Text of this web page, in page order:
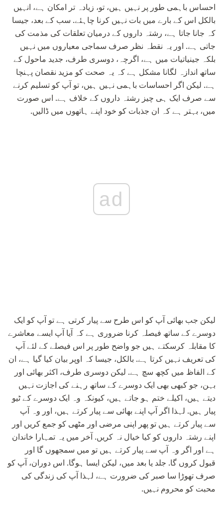
احساس باہمی طور پر نہیں ہیں، تو، زیادہ تر امکان ہے، انہیں
بالکل اس کے بارے میں بات نہیں کرنا چاہئے. سب کے بعد، جیسا
کہ جانا جاتا ہے، رشتہ داروں کے درمیان تعلقات کی مذمت کی
جاتی ہے. اور یہ نقطہ نظر صرف سماجی معیاروں میں نہیں
بلکہ جینیاتیات میں ہے، اگرچہ، دوسری طرف، جدید ماحول کے
ساتھ اندازہ لگانا مشکل ہے کہ یہ صحت کو مزید نقصان پہنچا
ہے. لیکن اگر احساسات باہمی نہیں ہیں، تو آپ کو تسلیم کرنے
سے صرف ایک ہی چیز رشتہ داروں کے خلاف ہے. اس صورت
میں، بہتر ہے کہ ان جذبات کو خود اپنے ہاتھوں میں ڈالیں.
ad
لیکن جب بھائی آپ کو اس طرح سے پیار کرتی ہے تو آپ کو ایک
دوسرے کے ساتھ فیصلہ کرنا ضروری ہے کہ آیا آپ ایسے معاشرے
کا مقابلہ کرسکتے ہیں جو واضح طور پر اس فیصلے کے لئے آپ
کی تعریف نہیں کرتا ہے. بالکل، جیسا کہ اوپر بیان کیا گیا ہے، ان
کے الفاظ میں کچھ سچ ہے. لیکن دوسری طرف، اکثر بھائی اور
بہن، جو کبھی بھی ایک دوسرے کے ساتھ رہنے کی اجازت نہیں
دیتے ہیں، اکیلے ختم ہو جاتے ہیں، کیونکہ وہ ایک دوسرے کے ٹیو
پیار ہیں. لہذا اگر آپ اپنے بھائی سے پیار کرتے ہیں، اور وہ آپ
سے پیار کرتے ہیں تو پھر اپنی مرضی اور مٹھی کو جمع کریں اور
اپنے رشتہ داروں کو کیا خیال نہ کریں. آخر میں یہ تمہارا خاندان
ہے اور اگر وہ آپ سے پیار کرتے ہیں تو میں سمجھوں گا اور
قبول کروں گا. جلد یا بعد میں، لیکن ایسا ہوگا. اس دوران، آپ کو
صرف تھوڑا سا صبر کی ضرورت ہے، لہذا آپ کی زندگی کی
محبت کو محروم نہیں.